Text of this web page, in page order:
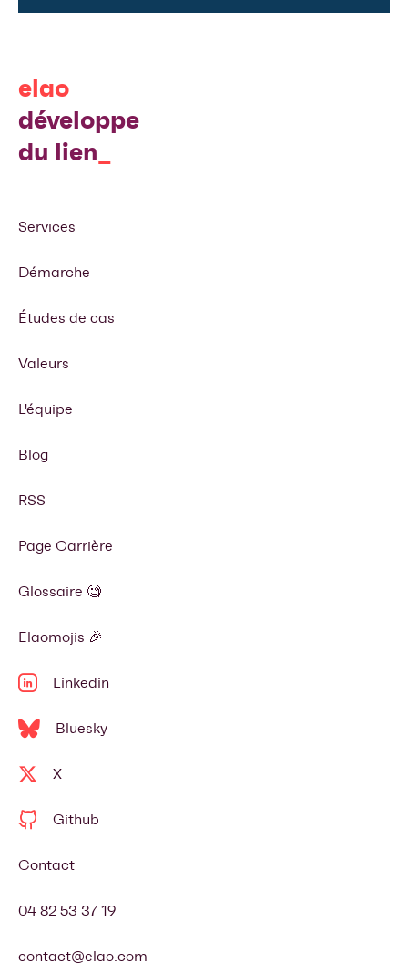
elao
développe
du lien
Services
Démarche
Études de cas
Valeurs
L'équipe
Blog
RSS
Page Carrière
Glossaire 🧐
Elaomojis 🎉
Linkedin
Bluesky
X
Github
Contact
04 82 53 37 19
contact@elao.com